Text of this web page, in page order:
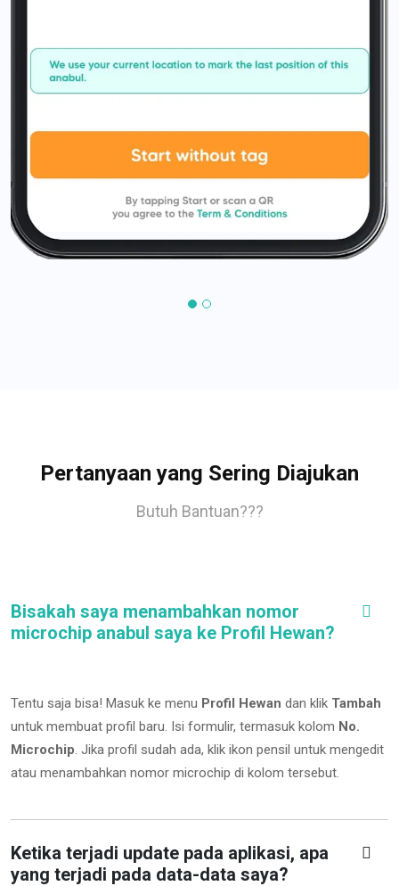
Pertanyaan yang Sering Diajukan
Butuh Bantuan???
Bisakah saya menambahkan nomor
microchip anabul saya ke Profil Hewan?
Tentu saja bisa! Masuk ke menu Profil Hewan dan klik Tambah
untuk membuat profil baru. Isi formulir, termasuk kolom No.
Microchip. Jika profil sudah ada, klik ikon pensil untuk mengedit
atau menambahkan nomor microchip di kolom tersebut.
Ketika terjadi update pada aplikasi, apa
yang terjadi pada data-data saya?